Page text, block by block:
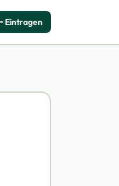
Eintragen